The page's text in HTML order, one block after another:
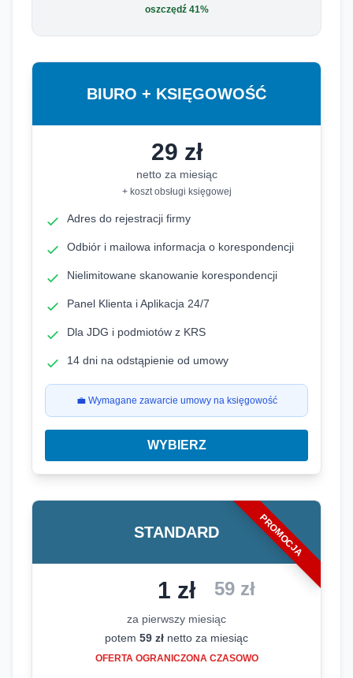
oszczędź 41%
BIURO + KSIĘGOWOŚĆ
29 zł
netto za miesiąc
+ koszt obsługi księgowej
Adres do rejestracji firmy
Odbiór i mailowa informacja o korespondencji
Nielimitowane skanowanie korespondencji
Panel Klienta i Aplikacja 24/7
Dla JDG i podmiotów z KRS
14 dni na odstąpienie od umowy
💼 Wymagane zawarcie umowy na księgowość
WYBIERZ
STANDARD PROMOCJA
Cena promocyjna: 1 zł netto
1 zł 59 zł
za pierwszy miesiąc
potem 59 zł netto za miesiąc
OFERTA OGRANICZONA CZASOWO